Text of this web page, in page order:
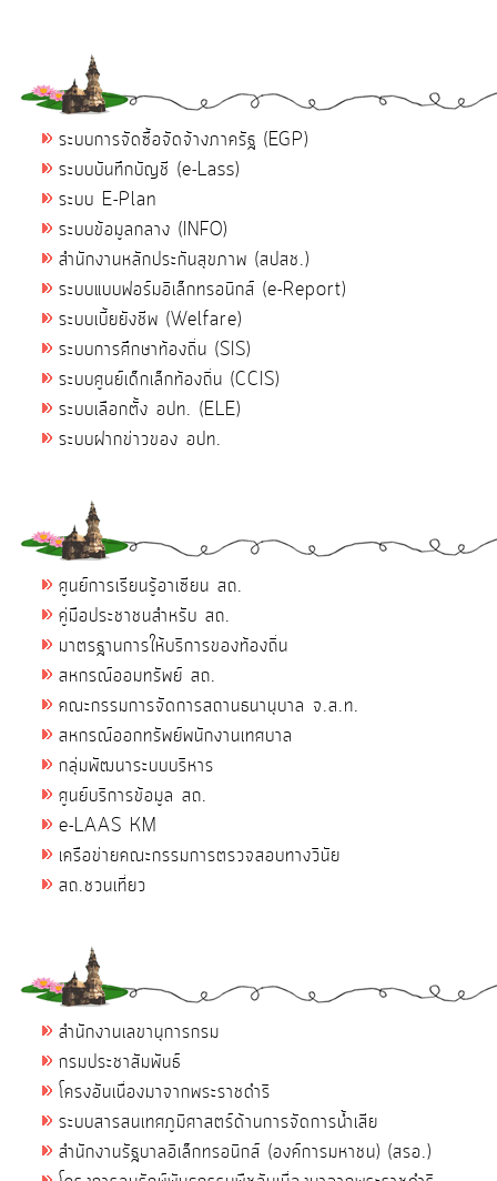
ระบบการจัดซื้อจัดจ้างภาครัฐ (EGP)
ระบบบันทึกบัญชี (e-Lass)
ระบบ E-Plan
ระบบข้อมูลกลาง (INFO)
สำนักงานหลักประกันสุขภาพ (สปสช.)
ระบบแบบฟอร์มอิเล็กทรอนิกส์ (e-Report)
ระบบเบี้ยยังชีพ (Welfare)
ระบบการศึกษาท้องถิ่น (SIS)
ระบบศูนย์เด็กเล็กท้องถิ่น (CCIS)
ระบบเลือกตั้ง อปท. (ELE)
ระบบฝากข่าวของ อปท.
ศูนย์การเรียนรู้อาเซียน สถ.
คู่มือประชาชนสำหรับ สถ.
มาตรฐานการให้บริการของท้องถิ่น
สหกรณ์ออมทรัพย์ สถ.
คณะกรรมการจัดการสถานธนานุบาล จ.ส.ท.
สหกรณ์ออกทรัพย์พนักงานเทศบาล
กลุ่มพัฒนาระบบบริหาร
ศูนย์บริการข้อมูล สถ.
e-LAAS KM
เครือข่ายคณะกรรมการตรวจสอบทางวินัย
สถ.ชวนเที่ยว
สำนักงานเลขานุการกรม
กรมประชาสัมพันธ์
โครงอันเนื่องมาจากพระราชดำริ
ระบบสารสนเทศภูมิศาสตร์ด้านการจัดการน้ำเสีย
สำนักงานรัฐบาลอิเล็กทรอนิกส์ (องค์การมหาชน) (สรอ.)